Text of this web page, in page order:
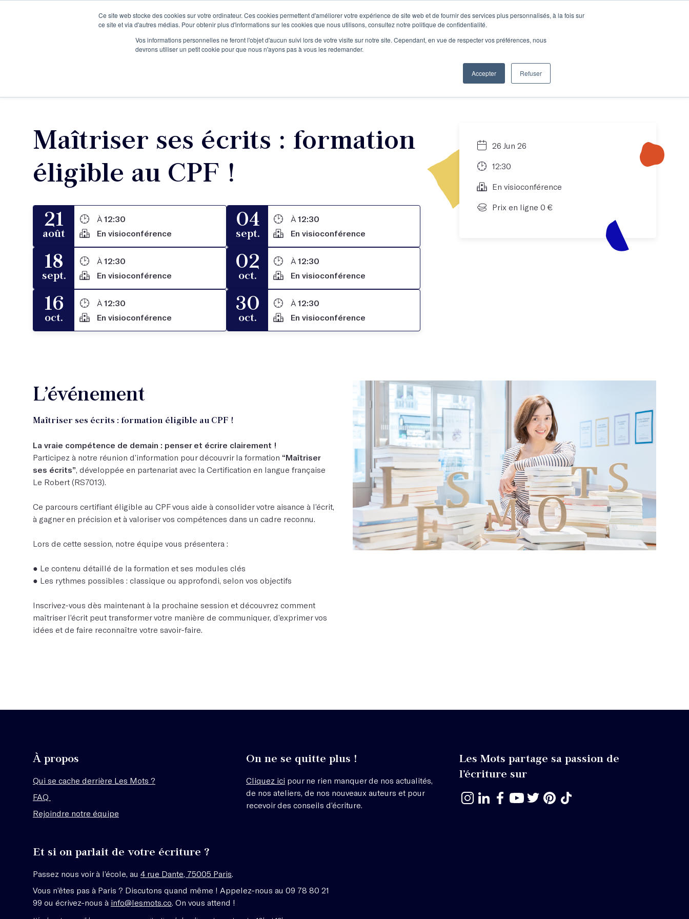
Ce site web stocke des cookies sur votre ordinateur. Ces cookies permettent d'améliorer votre expérience de site web et de fournir des services plus personnalisés, à la fois sur
ce site et via d'autres médias. Pour obtenir plus d'informations sur les cookies que nous utilisons, consultez notre politique de confidentialité.
Vos informations personnelles ne feront l'objet d'aucun suivi lors de votre visite sur notre site. Cependant, en vue de respecter vos préférences, nous
devrons utiliser un petit cookie pour que nous n'ayons pas à vous les redemander.
Accepter Refuser
Je participe à une session d’information Le podcast L'infolettre Se connecter Je découvre les ateliers
Entreprises
26 Jun 26
12:30
En visioconférence
Prix en ligne 0 €
Maîtriser ses écrits : formation
éligible au CPF !
21
août
À 12:30
En visioconférence
04
sept.
À 12:30
En visioconférence
18
sept.
À 12:30
En visioconférence
02
oct.
À 12:30
En visioconférence
16
oct.
À 12:30
En visioconférence
30
oct.
À 12:30
En visioconférence
L’événement
Maîtriser ses écrits : formation éligible au CPF !
La vraie compétence de demain : penser et écrire clairement !
Participez à notre réunion d’information pour découvrir la formation “Maîtriser
ses écrits”, développée en partenariat avec la Certification en langue française
Le Robert (RS7013).
Ce parcours certifiant éligible au CPF vous aide à consolider votre aisance à l’écrit,
à gagner en précision et à valoriser vos compétences dans un cadre reconnu.
Lors de cette session, notre équipe vous présentera :
● Le contenu détaillé de la formation et ses modules clés
● Les rythmes possibles : classique ou approfondi, selon vos objectifs
Inscrivez-vous dès maintenant à la prochaine session et découvrez comment
maîtriser l’écrit peut transformer votre manière de communiquer, d’exprimer vos
idées et de faire reconnaître votre savoir-faire.
À propos
Qui se cache derrière Les Mots ?
FAQ
Rejoindre notre équipe
On ne se quitte plus !
Cliquez ici pour ne rien manquer de nos actualités,
de nos ateliers, de nos nouveaux auteurs et pour
recevoir des conseils d’écriture.
Les Mots partage sa passion de
l’écriture sur
Et si on parlait de votre écriture ?
Passez nous voir à l’école, au 4 rue Dante, 75005 Paris.
Vous n’êtes pas à Paris ? Discutons quand même ! Appelez-nous au 09 78 80 21
99 ou écrivez-nous à info@lesmots.co. On vous attend !